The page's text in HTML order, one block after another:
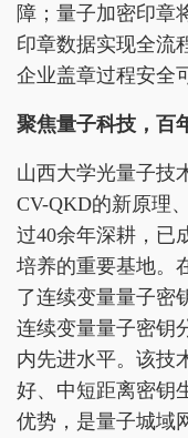
障；量子加密印章
印章数据实现全流
企业盖章过程安全
聚焦量子科技，百
山西大学光量子技
CV-QKD的新原理
过40余年深耕，已
培养的重要基地。
了连续变量量子密
连续变量量子密钥
内先进水平。该技
好、中短距离密钥
优势，是量子城域